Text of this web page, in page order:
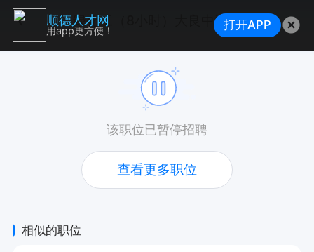
绿化工（8小时）大良中洲府
该职位已暂停招聘
查看更多职位
相似的职位
顺德人才网
用app更方便！ 打开APP